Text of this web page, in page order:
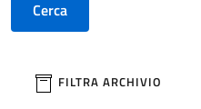
Cerca
filtri da applicare
FILTRA ARCHIVIO